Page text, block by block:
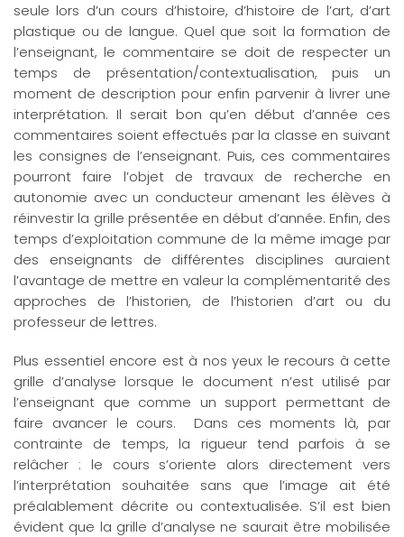
seule lors d’un cours d’histoire, d’histoire de l’art, d’art
plastique ou de langue. Quel que soit la formation de
l’enseignant, le commentaire se doit de respecter un
temps de présentation/contextualisation, puis un
moment de description pour enfin parvenir à livrer une
interprétation. Il serait bon qu’en début d’année ces
commentaires soient effectués par la classe en suivant
les consignes de l’enseignant. Puis, ces commentaires
pourront faire l’objet de travaux de recherche en
autonomie avec un conducteur amenant les élèves à
réinvestir la grille présentée en début d’année. Enfin, des
temps d’exploitation commune de la même image par
des enseignants de différentes disciplines auraient
l’avantage de mettre en valeur la complémentarité des
approches de l’historien, de l’historien d’art ou du
professeur de lettres.
Plus essentiel encore est à nos yeux le recours à cette
grille d’analyse lorsque le document n’est utilisé par
l’enseignant que comme un support permettant de
faire avancer le cours. Dans ces moments là, par
contrainte de temps, la rigueur tend parfois à se
relâcher : le cours s’oriente alors directement vers
l’interprétation souhaitée sans que l’image ait été
préalablement décrite ou contextualisée. S’il est bien
évident que la grille d’analyse ne saurait être mobilisée